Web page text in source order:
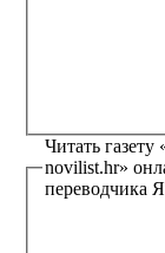
Читать газету
novilist.hr»
переводчика